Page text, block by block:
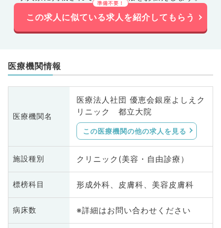
この求人に似ている求人を紹介してもらう
医療機関情報
医療機関名
医療法人社団 優恵会銀座よしえク
リニック 都立大院
この医療機関の他の求人を見る
施設種別 クリニック(美容・自由診療）
標榜科目 形成外科、皮膚科、美容皮膚科
病床数 ※詳細はお問い合わせください